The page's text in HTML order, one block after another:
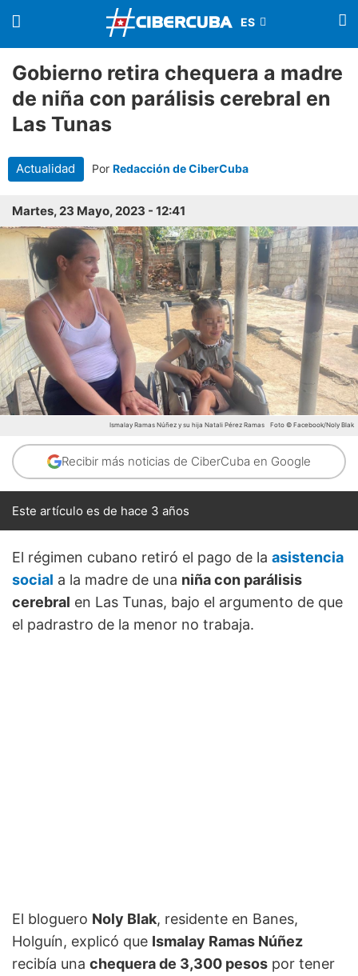
Gobierno retira chequera a madre
de niña con parálisis cerebral en
Las Tunas
Actualidad Por Redacción de CiberCuba
Martes, 23 Mayo, 2023 - 12:41
Ismalay Ramas Núñez y su hija Natali Pérez Ramas Foto © Facebook/Noly Blak
Recibir más noticias de CiberCuba en Google
Este artículo es de hace 3 años
El régimen cubano retiró el pago de la asistencia
social a la madre de una niña con parálisis
cerebral en Las Tunas, bajo el argumento de que
el padrastro de la menor no trabaja.
El bloguero Noly Blak, residente en Banes,
Holguín, explicó que Ismalay Ramas Núñez
recibía una chequera de 3,300 pesos por tener